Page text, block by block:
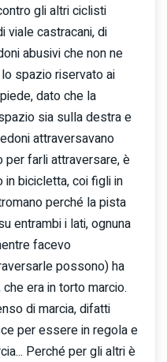
gli altri ciclisti
viale castracani, di
abusivi che non ne
spazio riservato ai
dato che la
sia sulla destra e
attraversavano
farli attraversare, è
in bicicletta, coi figli in
perché la pista
entrambi i lati, ognuna
facevo
possono) ha
era in torto marcio.
di marcia, difatti
per essere in regola e
Perché per gli altri è